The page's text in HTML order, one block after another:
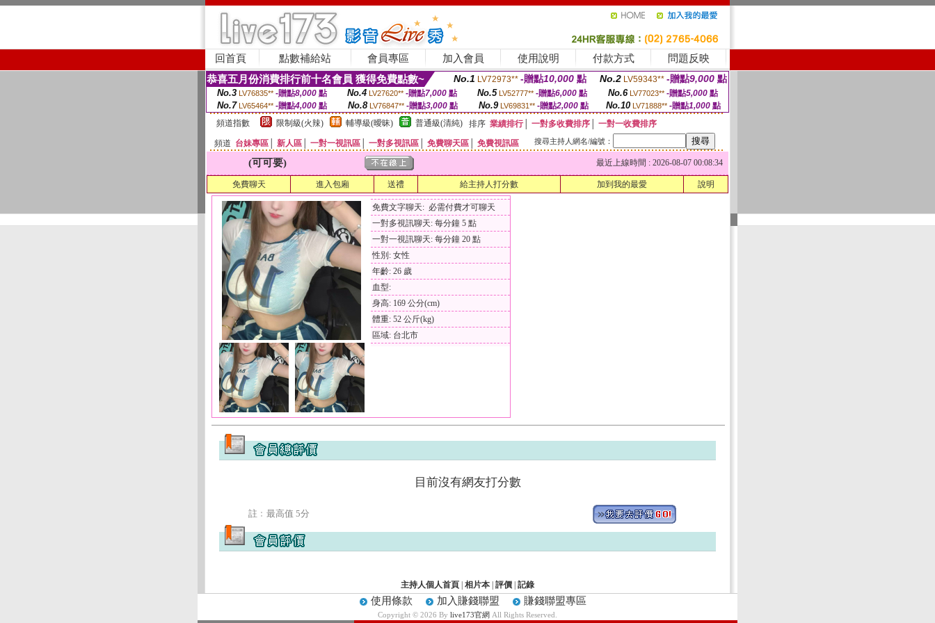
回首頁 點數補給站 會員專區 加入會員 使用說明 付款方式 問題反映
恭喜五月份消費排行前十名會員 獲得免費點數~ No.1 LV72973** -贈點10,000 點 No.2 LV59343** -贈點9,000 點
No.3 LV76835** -贈點8,000點 No.4 LV27620** -贈點7,000點 No.5 LV52777** -贈點6,000點 No.6 LV77023** -贈點5,000點
No.7 LV65464** -贈點4,000 點 No.8 LV76847** -贈點3,000 點 No.9 LV69831** -贈點2,000點 No.10 LV71888** -贈點1,000 點
頻道指數
限制級(火辣) 輔導級(曖昧) 普通級(清純) 排序 業績排行│ 一對多收費排序
一對一收費排序
頻道 台妹專區 新人區 一對一視訊區 一對多視訊區 免費聊天區 免費視訊區 搜尋主持人網名/編號：
(可可要) 最近上線時間 : 2026-08-07 00:08:34
免費聊天 進入包廂 送禮 給主持人打分數 加到我的最愛 說明
免費文字聊天: 必需付費才可聊天
一對多視訊聊天: 每分鐘 5 點
一對一視訊聊天: 每分鐘 20 點
性別: 女性
年齡: 26 歲
血型:
身高: 169 公分(cm)
體重: 52 公斤(kg)
區域: 台北市
目前沒有網友打分數
註﹕最高值 5分
主持人個人首頁 相片本 評價 記錄
使用條款 加入賺錢聯盟 賺錢聯盟專區
Copyright © 2026 By live173官網 All Rights Reserved.